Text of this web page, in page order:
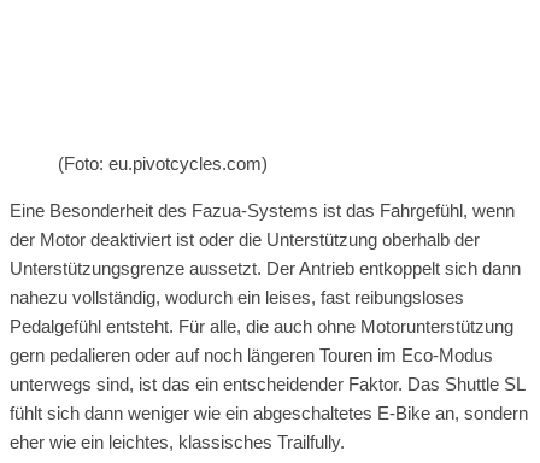
(Foto: eu.pivotcycles.com)
Eine Besonderheit des Fazua-Systems ist das Fahrgefühl, wenn
der Motor deaktiviert ist oder die Unterstützung oberhalb der
Unterstützungsgrenze aussetzt. Der Antrieb entkoppelt sich dann
nahezu vollständig, wodurch ein leises, fast reibungsloses
Pedalgefühl entsteht. Für alle, die auch ohne Motorunterstützung
gern pedalieren oder auf noch längeren Touren im Eco-Modus
unterwegs sind, ist das ein entscheidender Faktor. Das Shuttle SL
fühlt sich dann weniger wie ein abgeschaltetes E-Bike an, sondern
eher wie ein leichtes, klassisches Trailfully.